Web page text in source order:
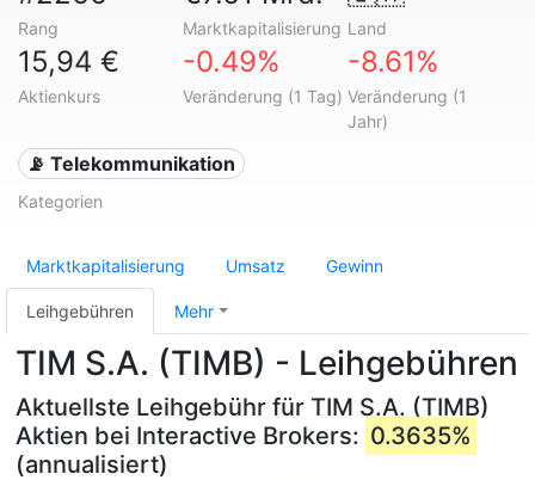
Rang Marktkapitalisierung Land
15,94 €
Aktienkurs
-0.49%
Veränderung (1 Tag)
-8.61%
Veränderung (1
Jahr)
📡 Telekommunikation
Kategorien
Marktkapitalisierung Umsatz Gewinn
Leihgebühren Mehr
TIM S.A. (TIMB) - Leihgebühren
Aktuellste Leihgebühr für TIM S.A. (TIMB)
Aktien bei Interactive Brokers: 0.3635%
(annualisiert)